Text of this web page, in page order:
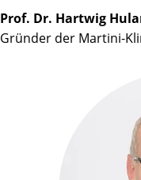
Prof. Dr. Hartwig
Gründer der Martini-